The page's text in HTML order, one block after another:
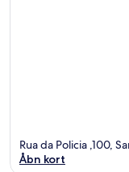
Rua da Policia ,100,
Åbn kort